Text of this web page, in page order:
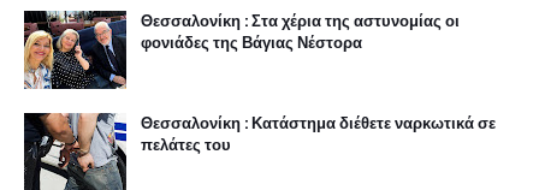
Θεσσαλονίκη : Στα χέρια της αστυνομίας οι
φονιάδες της Βάγιας Νέστορα
Θεσσαλονίκη : Κατάστημα διέθετε ναρκωτικά σε
πελάτες του